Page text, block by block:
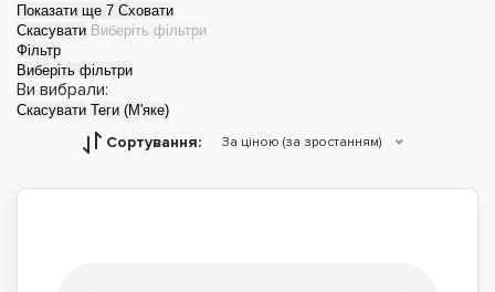
Показати ще 7 Сховати
Скасувати Виберіть фільтри
Фільтр
Виберіть фільтри
Ви вибрали:
Скасувати Теги (М'яке)
Сортування: За ціною (за зростанням)